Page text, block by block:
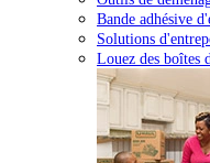
Bande adhésive
Solutions
Louez des boîtes